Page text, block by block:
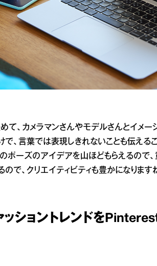
、カメラマンさんやモデルさんとイメー
、言葉では表現しきれないことも伝える
ポーズのアイデアを山ほどもらえるので
で、クリエイティビティも豊かになります
ショントレンドを